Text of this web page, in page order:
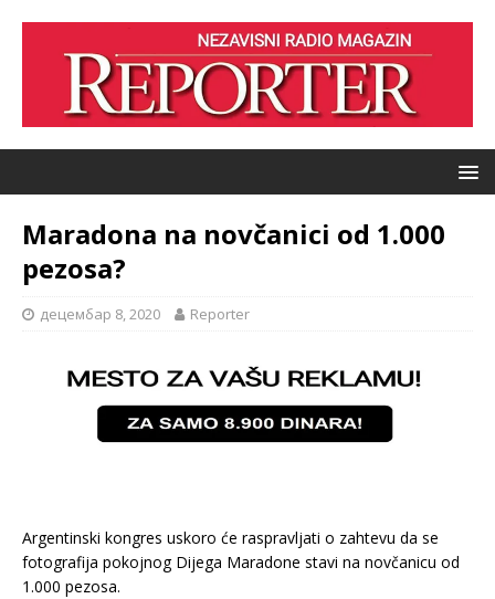
Maradona na novčanici od 1.000
pezosa?
децембар 8, 2020 Reporter
Argentinski kongres uskoro će raspravljati o zahtevu da se
fotografija pokojnog Dijega Maradone stavi na novčanicu od
1.000 pezosa.